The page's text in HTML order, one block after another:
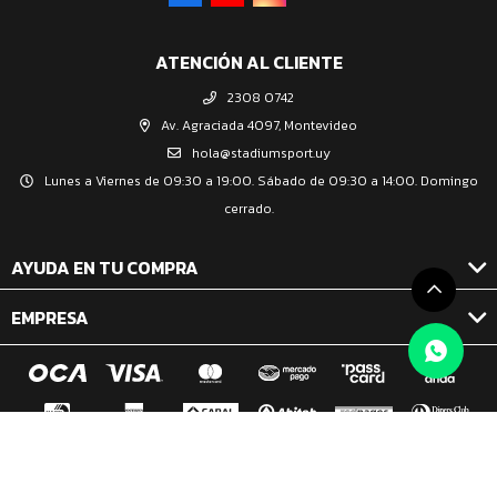
ATENCIÓN AL CLIENTE
2308 0742
Av. Agraciada 4097, Montevideo
hola@stadiumsport.uy
Lunes a Viernes de 09:30 a 19:00. Sábado de 09:30 a 14:00. Domingo
cerrado.
AYUDA EN TU COMPRA
EMPRESA